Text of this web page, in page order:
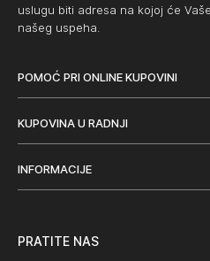
uslugu biti adresa na kojoj će
našeg uspeha.
POMOĆ PRI ONLINE KUPOVINI
KUPOVINA U RADNJI
INFORMACIJE
PRATITE NAS